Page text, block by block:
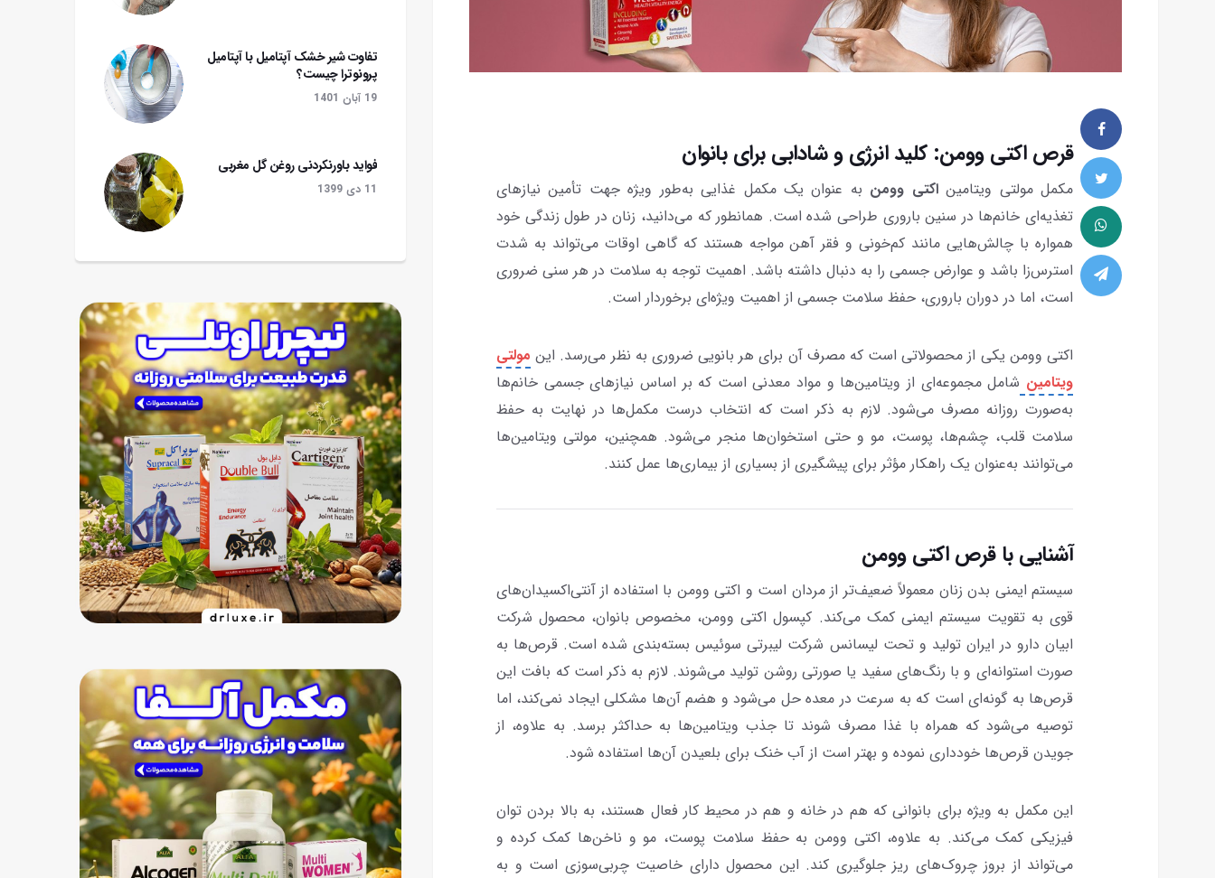
قرص اکتی وومن: کلید انرژی و شادابی برای بانوان
مکمل مولتی ویتامیناکتی وومن به عنوان یک مکمل غذایی به‌طور ویژه جهت تأمین نیازهای
تغذیه‌ای خانم‌ها در سنین باروری طراحی شده است. همانطور که می‌دانید، زنان در طول زندگی خود
همواره با چالش‌هایی مانند کم‌خونی و فقر آهن مواجه هستند که گاهی اوقات می‌تواند به شدت
استرس‌زا باشد و عوارض جسمی را به دنبال داشته باشد. اهمیت توجه به سلامت در هر سنی ضروری
است، اما در دوران باروری، حفظ سلامت جسمی از اهمیت ویژه‌ای برخوردار است.
اکتی وومن یکی از محصولاتی است که مصرف آن برای هر بانویی ضروری به نظر می‌رسد. این مولتی
ویتامین شامل مجموعه‌ای از ویتامین‌ها و مواد معدنی است که بر اساس نیازهای جسمی خانم‌ها
به‌صورت روزانه مصرف می‌شود. لازم به ذکر است که انتخاب درست مکمل‌ها در نهایت به حفظ
سلامت قلب، چشم‌ها، پوست، مو و حتی استخوان‌ها منجر می‌شود. همچنین، مولتی ویتامین‌ها
می‌توانند به‌عنوان یک راهکار مؤثر برای پیشگیری از بسیاری از بیماری‌ها عمل کنند.
آشنایی با قرص اکتی وومن
سیستم ایمنی بدن زنان معمولاً ضعیف‌تر از مردان است و اکتی وومن با استفاده از آنتی‌اکسیدان‌های
قوی به تقویت سیستم ایمنی کمک می‌کند. کپسول اکتی وومن، مخصوص بانوان، محصول شرکت
ابیان دارو در ایران تولید و تحت لیسانس شرکت لیبرتی سوئیس بسته‌بندی شده است. قرص‌ها به
صورت استوانه‌ای و با رنگ‌های سفید یا صورتی روشن تولید می‌شوند. لازم به ذکر است که بافت این
قرص‌ها به گونه‌ای است که به سرعت در معده حل می‌شود و هضم آن‌ها مشکلی ایجاد نمی‌کند، اما
توصیه می‌شود که همراه با غذا مصرف شوند تا جذب ویتامین‌ها به حداکثر برسد. به علاوه، از
جویدن قرص‌ها خودداری نموده و بهتر است از آب خنک برای بلعیدن آن‌ها استفاده شود.
این مکمل به ویژه برای بانوانی که هم در خانه و هم در محیط کار فعال هستند، به بالا بردن توان
فیزیکی کمک می‌کند. به علاوه، اکتی وومن به حفظ سلامت پوست، مو و ناخن‌ها کمک کرده و
می‌تواند از بروز چروک‌های ریز جلوگیری کند. این محصول دارای خاصیت چربی‌سوزی است و به
تفاوت شیر خشک آپتامیل با آپتامیل
پرونوترا چیست؟
19 آبان 1401
فواید باورنکردنی روغن گل مغربی
11 دی 1399